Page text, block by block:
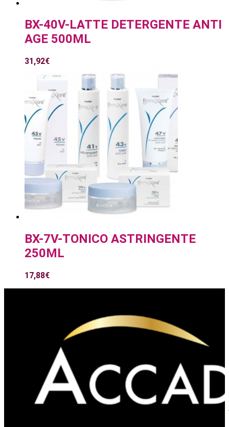
BX-40V-LATTE DETERGENTE ANTI
AGE 500ML
31,92€
BX-7V-TONICO ASTRINGENTE
250ML
17,88€